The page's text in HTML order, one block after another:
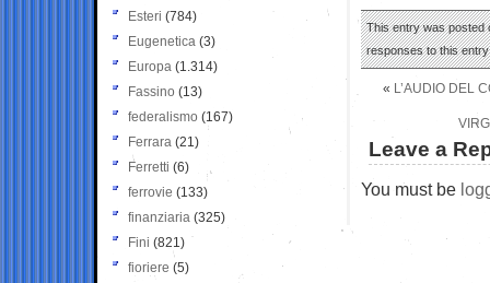
This entry was posted
responses to this
« L’AUDIO DEL
Leave a
You must be
Esteri (784)
Eugenetica (3)
Europa (1.314)
Fassino (13)
federalismo (167)
Ferrara (21)
Ferretti (6)
ferrovie (133)
finanziaria (325)
Fini (821)
fioriere (5)